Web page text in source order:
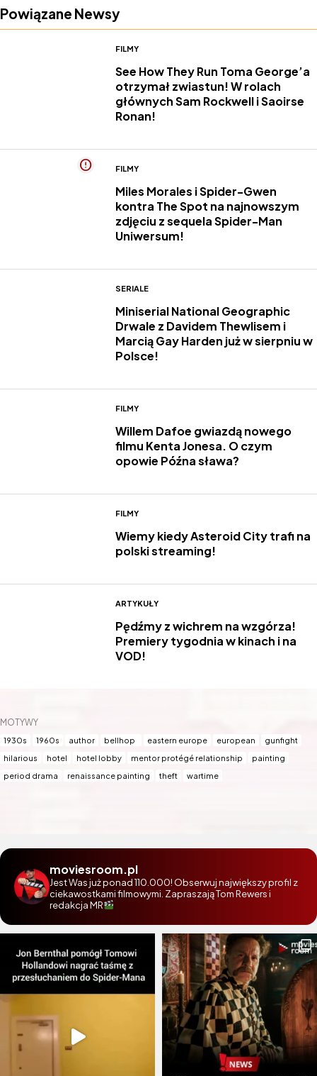
MOTYWY
1930s 1960s author bellhop eastern europe european
gunfight
hilarious
hotel hotel lobby mentor protégé relationship
painting
period drama
renaissance painting theft wartime
Powiązane Newsy
FILMY
See How They Run Toma George’a
otrzymał zwiastun! W rolach
głównych Sam Rockwell i Saoirse
Ronan!
FILMY
Miles Morales i Spider-Gwen
kontra The Spot na najnowszym
zdjęciu z sequela Spider-Man
Uniwersum!
SERIALE
Miniserial National Geographic
Drwale z Davidem Thewlisem i
Marcią Gay Harden już w sierpniu w
Polsce!
FILMY
Willem Dafoe gwiazdą nowego
filmu Kenta Jonesa. O czym
opowie Późna sława?
FILMY
Wiemy kiedy Asteroid City trafi na
polski streaming!
ARTYKUŁY
Pędźmy z wichrem na wzgórza!
Premiery tygodnia w kinach i na
VOD!
moviesroom.pl
Jest Was już ponad 110.000! Obserwuj największy profil z
ciekawostkami filmowymi. Zapraszają Tom Rewers i
redakcja MR